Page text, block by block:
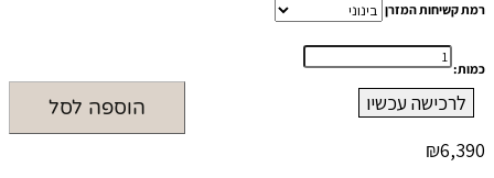
רמת קשיחות המזרן
כמות:
כמות
מזרן
סוויס
סיסטם
הוספה לסל
לרכישה עכשיו
₪6,390